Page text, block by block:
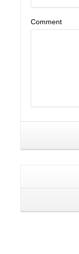
Comment